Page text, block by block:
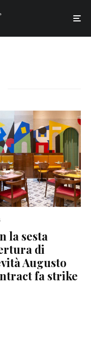
la sesta
di
Augusto
fa strike